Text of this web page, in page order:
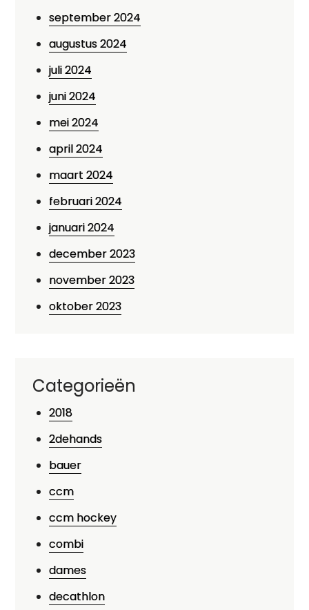
september 2024
augustus 2024
juli 2024
juni 2024
mei 2024
april 2024
maart 2024
februari 2024
januari 2024
december 2023
november 2023
oktober 2023
Categorieën
2018
2dehands
bauer
ccm
ccm hockey
combi
dames
decathlon